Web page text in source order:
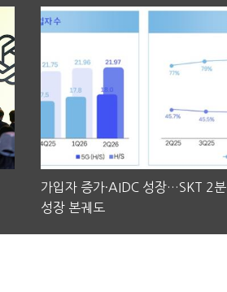
가입자 증가·AIDC 성장…SKT 2
성장 본궤도